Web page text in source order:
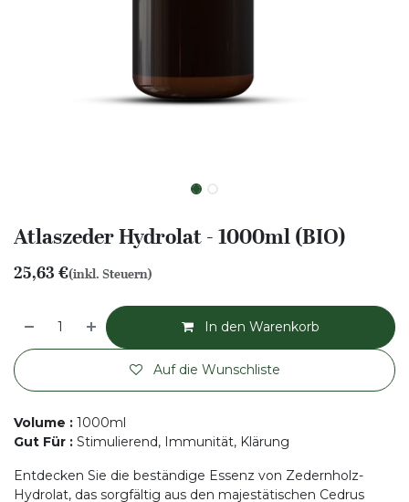
Atlaszeder Hydrolat - 1000ml (BIO)
25,63€(inkl. Steuern)
In den Warenkorb
Auf die Wunschliste
Volume : 1000ml
Gut Für : Stimulierend, Immunität, Klärung
Entdecken Sie die beständige Essenz von Zedernholz-
Hydrolat, das sorgfältig aus den majestätischen Cedrus